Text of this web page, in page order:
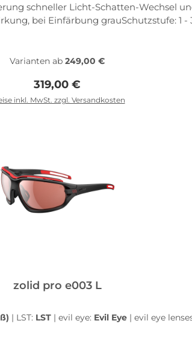
schneller Licht-Schatten-Wechsel
bei Einfärbung grauSchutzstufe: 1
nose bridge Clip-in Direktverglasung
Varianten ab 249,00 €
Regulärer Preis:
319,00 €
inkl. MwSt. zzgl. Versandkosten
zolid pro e003 L
| LST: LST | evil eye: Evil Eye | evil eye